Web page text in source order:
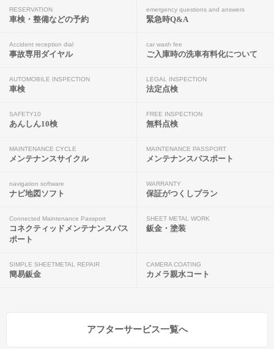
RESERVATION
車検・整備などの予約
emergency questions and answers
緊急時Q&A
Accident reception dial
事故専用ダイヤル
car wash fee
ご入庫時の洗車有料化について
AUTOMOBILE INSPECTION
車検
LEGAL INSPECTION
法定点検
SAFETY10
あんしん10検
FREE INSPECTION
無料点検
MAINTENANCE CYCLE
メンテナンスサイクル
MAINTENANCE PASSPORT
メンテナンスパスポート
navigation software
ナビ地図ソフト
WARRANTY
保証がつくしプラン
Connected Maintenance Passport
コネクティッドメンテナンスパス
ポート
SHEET METAL WORK
鈑金・塗装
SIMPLE SHEETMETAL REPAIR
簡易鈑金
CAMERA COATING
カメラ親水コート
アフターサービス一覧へ